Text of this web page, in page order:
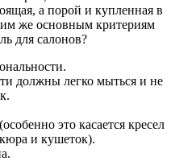
а порой и купленная в
же основным критериям
для салонов?
должны легко мыться и не
это касается кресел
и кушеток).